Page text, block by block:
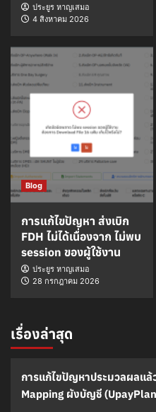
ประยูร หาญเสมอ
4 สิงหาคม 2026
Blog
การแก้ไขปัญหา ส่งเบิก
FDH ไม่ได้เนื่องจาก ไม่พบ
session ของผู้ใช้งาน
ประยูร หาญเสมอ
28 กรกฎาคม 2026
เรื่องล่าสุด
การแก้ไขปัญหาประมวลผลแล้
Mapping ผังบัญชี